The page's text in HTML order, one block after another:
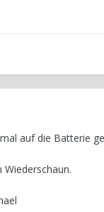
auf die Batterie